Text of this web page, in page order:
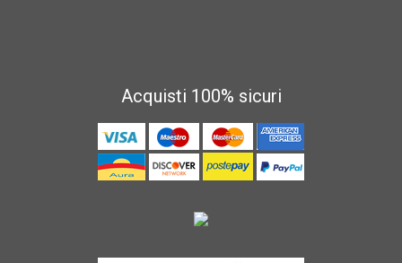
Acquisti 100% sicuri